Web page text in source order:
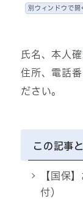
別ウィンドウで開
氏名、本人
住所、電話
ださい。
この記事
【国保
付）